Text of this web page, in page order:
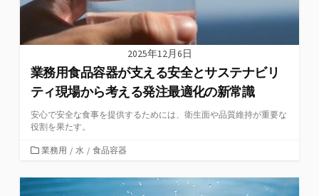
2025年12月6日
業務用食品容器が支える安全とサステナビリ
ティ現場から考える発注最適化の新常識
安心で安全な食事を提供するためには、衛生面や品質維持が重要な
役割を果たす。
カ
ゴ
リ
業務用 / 水 / 食品容器